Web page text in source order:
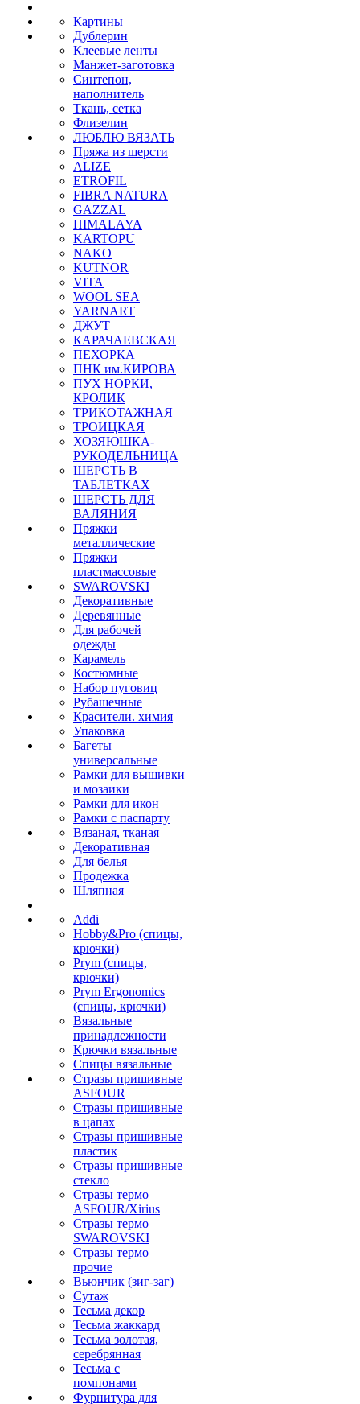
Картины
Дублерин
Клеевые ленты
Манжет-заготовка
Синтепон,
наполнитель
Ткань, сетка
Флизелин
ЛЮБЛЮ ВЯЗАТЬ
Пряжа из шерсти
ALIZE
ETROFIL
FIBRA NATURA
GAZZAL
HIMALAYA
KARTOPU
NAKO
KUTNOR
VITA
WOOL SEA
YARNART
ДЖУТ
КАРАЧАЕВСКАЯ
ПЕХОРКА
ПНК им.КИРОВА
ПУХ НОРКИ,
КРОЛИК
ТРИКОТАЖНАЯ
ТРОИЦКАЯ
ХОЗЯЮШКА-
РУКОДЕЛЬНИЦА
ШЕРСТЬ В
ТАБЛЕТКАХ
ШЕРСТЬ ДЛЯ
ВАЛЯНИЯ
Пряжки
металлические
Пряжки
пластмассовые
SWAROVSKI
Декоративные
Деревянные
Для рабочей
одежды
Карамель
Костюмные
Набор пуговиц
Рубашечные
Красители. химия
Упаковка
Багеты
универсальные
Рамки для вышивки
и мозаики
Рамки для икон
Рамки с паспарту
Вязаная, тканая
Декоративная
Для белья
Продежка
Шляпная
Addi
Hobby&Pro (спицы,
крючки)
Prym (спицы,
крючки)
Prym Ergonomics
(спицы, крючки)
Вязальные
принадлежности
Крючки вязальные
Спицы вязальные
Стразы пришивные
ASFOUR
Стразы пришивные
в цапах
Стразы пришивные
пластик
Стразы пришивные
стекло
Стразы термо
ASFOUR/Xirius
Стразы термо
SWAROVSKI
Стразы термо
прочие
Вьюнчик (зиг-заг)
Сутаж
Тесьма декор
Тесьма жаккард
Тесьма золотая,
серебрянная
Тесьма с
помпонами
Фурнитура для